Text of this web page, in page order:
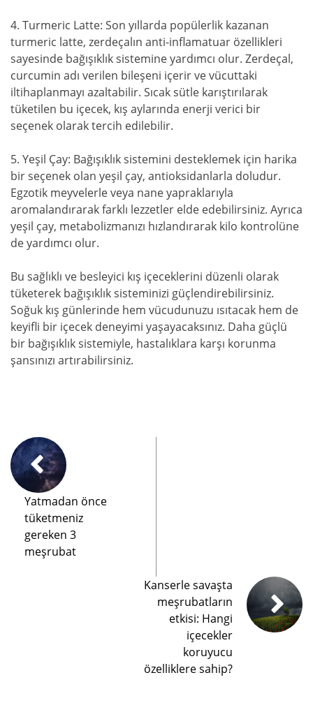
4. Turmeric Latte: Son yıllarda popülerlik kazanan
turmeric latte, zerdeçalın anti-inflamatuar özellikleri
sayesinde bağışıklık sistemine yardımcı olur. Zerdeçal,
curcumin adı verilen bileşeni içerir ve vücuttaki
iltihaplanmayı azaltabilir. Sıcak sütle karıştırılarak
tüketilen bu içecek, kış aylarında enerji verici bir
seçenek olarak tercih edilebilir.
5. Yeşil Çay: Bağışıklık sistemini desteklemek için harika
bir seçenek olan yeşil çay, antioksidanlarla doludur.
Egzotik meyvelerle veya nane yapraklarıyla
aromalandırarak farklı lezzetler elde edebilirsiniz. Ayrıca
yeşil çay, metabolizmanızı hızlandırarak kilo kontrolüne
de yardımcı olur.
Bu sağlıklı ve besleyici kış içeceklerini düzenli olarak
tüketerek bağışıklık sisteminizi güçlendirebilirsiniz.
Soğuk kış günlerinde hem vücudunuzu ısıtacak hem de
keyifli bir içecek deneyimi yaşayacaksınız. Daha güçlü
bir bağışıklık sistemiyle, hastalıklara karşı korunma
şansınızı artırabilirsiniz.
Yatmadan önce
tüketmeniz
gereken 3
meşrubat
Kanserle savaşta
meşrubatların
etkisi: Hangi
içecekler
koruyucu
özelliklere sahip?